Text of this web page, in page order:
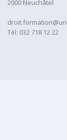
2000 Neuchâtel
Tél: 032 718 12 22